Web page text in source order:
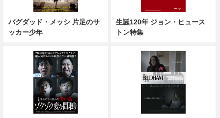
バグダッド・メッシ 片足のサ
ッカー少年
生誕120年 ジョン・ヒュース
トン特集